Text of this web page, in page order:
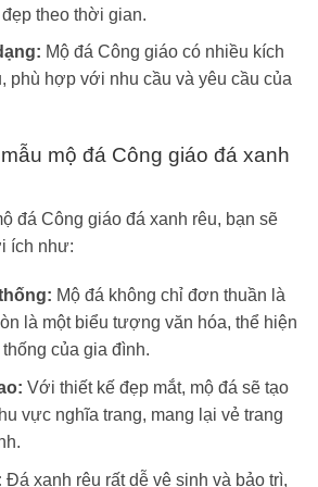
theo thời gian.
Mộ đá Công giáo có nhiều kích
phù hợp với nhu cầu và yêu cầu của
mộ đá Công giáo đá xanh
đá Công giáo đá xanh rêu, bạn sẽ
ích như:
Mộ đá không chỉ đơn thuần là
là một biểu tượng văn hóa, thể hiện
của gia đình.
Với thiết kế đẹp mắt, mộ đá sẽ tạo
vực nghĩa trang, mang lại vẻ trang
Đá xanh rêu rất dễ vệ sinh và bảo trì,